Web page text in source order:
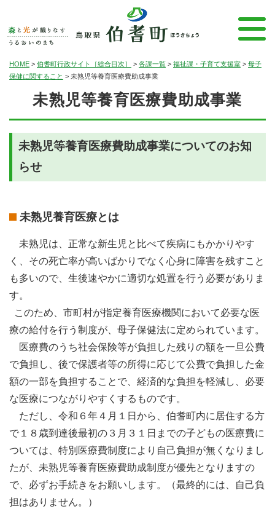
HOME > 伯耆町行政サイト［総合目次］ > 各課一覧 > 福祉課・子育て支援室 > 母子
保健に関すること > 未熟児等養育医療費助成事業
未熟児等養育医療費助成事業
未熟児等養育医療費助成事業についてのお知
らせ
未熟児養育医療とは
未熟児は、正常な新生児と比べて疾病にもかかりやす
く、その死亡率が高いばかりでなく心身に障害を残すこと
も多いので、生後速やかに適切な処置を行う必要がありま
す。
このため、市町村が指定養育医療機関において必要な医
療の給付を行う制度が、母子保健法に定められています。
医療費のうち社会保険等が負担した残りの額を一旦公費
で負担し、後で保護者等の所得に応じて公費で負担した金
額の一部を負担することで、経済的な負担を軽減し、必要
な医療につながりやすくするものです。
ただし、令和６年４月１日から、伯耆町内に居住する方
で１８歳到達後最初の３月３１日までの子どもの医療費に
ついては、特別医療費制度により自己負担が無くなりまし
たが、未熟児等養育医療費助成制度が優先となりますの
で、必ずお手続きをお願いします。（最終的には、自己負
担はありません。）